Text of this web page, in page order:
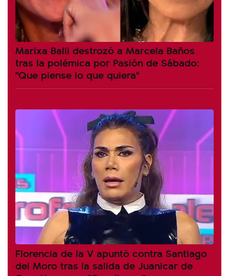
Marixa Balli destrozó a Marcela Baños
tras la polémica por Pasión de Sábado:
"Que piense lo que quiera"
Florencia de la V apuntó contra Santiago
del Moro tras la salida de Juanicar de